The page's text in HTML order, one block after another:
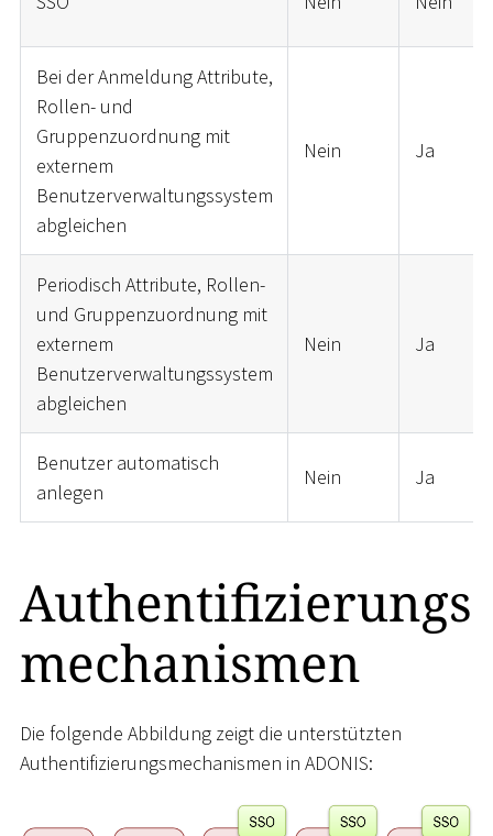
Bei der Anmeldung Attribute,
Rollen- und
Gruppenzuordnung mit
externem
Benutzerverwaltungssystem
abgleichen
Nein Ja
Periodisch Attribute, Rollen-
und Gruppenzuordnung mit
externem
Benutzerverwaltungssystem
abgleichen
Nein Ja
Benutzer automatisch
anlegen
Nein Ja
Authentifizierungs
mechanismen
Die folgende Abbildung zeigt die unterstützten
Authentifizierungsmechanismen in ADONIS: